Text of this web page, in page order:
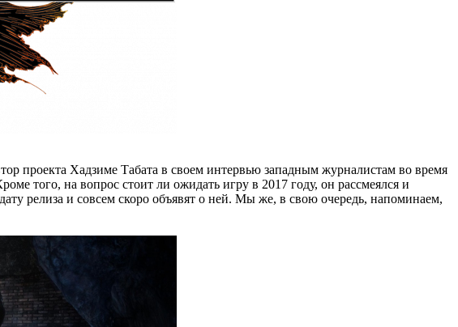
проекта Хадзиме Табата в своем интервью западным журналистам во время
того, на вопрос стоит ли ожидать игру в 2017 году, он рассмеялся и
релиза и совсем скоро объявят о ней. Мы же, в свою очередь, напоминаем,